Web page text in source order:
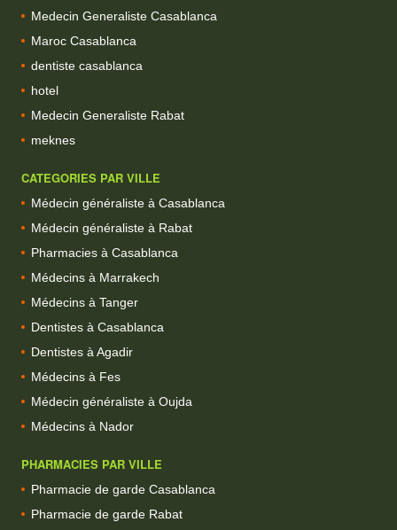
Medecin Generaliste Casablanca
Maroc Casablanca
dentiste casablanca
hotel
Medecin Generaliste Rabat
meknes
CATEGORIES PAR VILLE
Médecin généraliste à Casablanca
Médecin généraliste à Rabat
Pharmacies à Casablanca
Médecins à Marrakech
Médecins à Tanger
Dentistes à Casablanca
Dentistes à Agadir
Médecins à Fes
Médecin généraliste à Oujda
Médecins à Nador
PHARMACIES PAR VILLE
Pharmacie de garde Casablanca
Pharmacie de garde Rabat